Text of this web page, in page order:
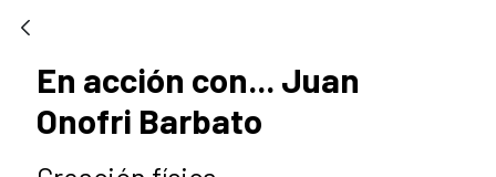
En acción con... Juan
Onofri Barbato